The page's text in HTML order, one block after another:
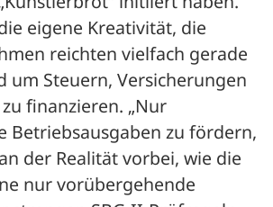
eigene Kreativität, die
reichten vielfach gerade
um Steuern, Versicherungen
finanzieren. „Nur
Betriebsausgaben zu fördern,
der Realität vorbei, wie die
nur vorübergehende